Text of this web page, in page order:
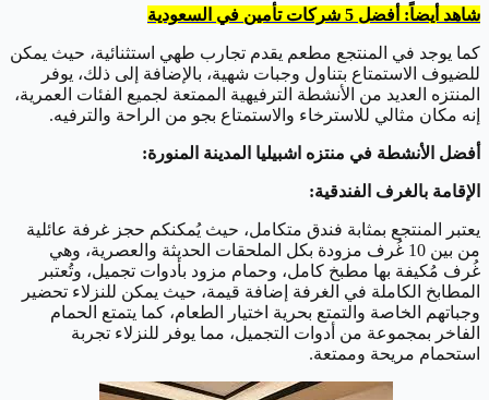
شاهد أيضاً: أفضل 5 شركات تأمين في السعودية
كما يوجد في المنتجع مطعم يقدم تجارب طهي استثنائية، حيث يمكن
للضيوف الاستمتاع بتناول وجبات شهية، بالإضافة إلى ذلك، يوفر
المنتزه العديد من الأنشطة الترفيهية الممتعة لجميع الفئات العمرية،
إنه مكان مثالي للاسترخاء والاستمتاع بجو من الراحة والترفيه.
أفضل الأنشطة في منتزه اشبيليا المدينة المنورة:
الإقامة بالغرف الفندقية:
يعتبر المنتجع بمثابة فندق متكامل، حيث يُمكنكم حجز غرفة عائلية
من بين 10 غُرف مزودة بكل الملحقات الحديثة والعصرية، وهي
غُرف مُكيفة بها مطبخ كامل، وحمام مزود بأدوات تجميل، وتُعتبر
المطابخ الكاملة في الغرفة إضافة قيمة، حيث يمكن للنزلاء تحضير
وجباتهم الخاصة والتمتع بحرية اختيار الطعام، كما يتمتع الحمام
الفاخر بمجموعة من أدوات التجميل، مما يوفر للنزلاء تجربة
استحمام مريحة وممتعة.